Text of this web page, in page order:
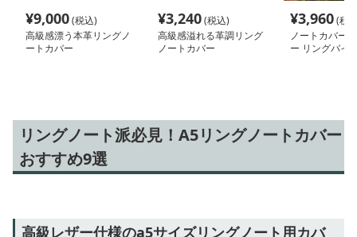
¥9,000(税込)
高級感漂う本革リングノ
ートカバー
¥3,240(税込)
高級感溢れる革調リング
ノートカバー
¥3,960(税
ノートカバー
ー リングバイ
リングノート派必見！A5リングノートカバー
おすすめ9選
高級レザー仕様のa5サイズリングノート用カバ